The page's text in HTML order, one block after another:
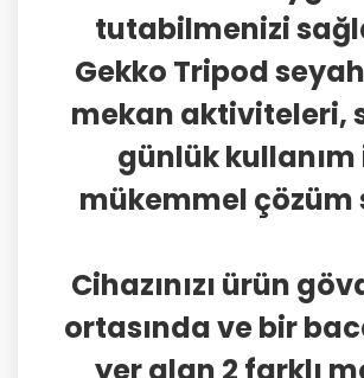
tutabilmenizi
Gekko Tripod
mekan aktiviteleri,
günlük kullanım
mükemmel çözüm
Cihazınızı ürün
ortasında ve bir